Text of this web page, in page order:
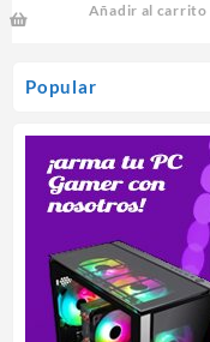
Popular
Añadir al carrito